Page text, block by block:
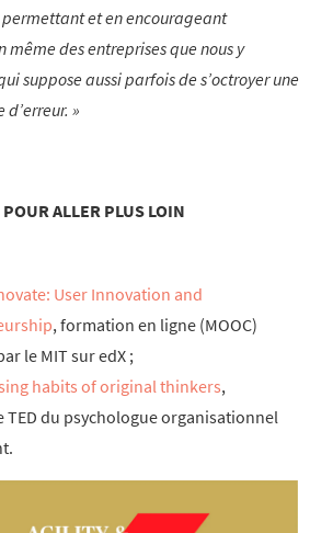
permettant et en encourageant
même des entreprises que nous y
suppose aussi parfois de s’octroyer une
ALLER PLUS LOIN
User Innovation and
, formation en ligne (MOOC)
le MIT sur edX ;
habits of original thinkers,
TED du psychologue organisationnel